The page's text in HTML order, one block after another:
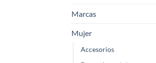
Marcas
Mujer
Accesorios